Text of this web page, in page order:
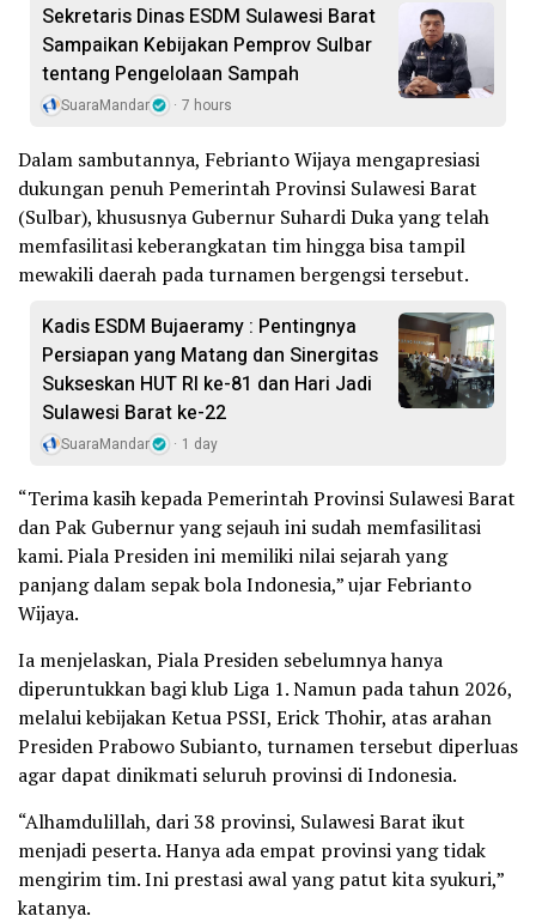
Sekretaris Dinas ESDM Sulawesi Barat
Sampaikan Kebijakan Pemprov Sulbar
tentang Pengelolaan Sampah
SuaraMandar 7 hours
Dalam sambutannya, Febrianto Wijaya mengapresiasi
dukungan penuh Pemerintah Provinsi Sulawesi Barat
(Sulbar), khususnya Gubernur Suhardi Duka yang telah
memfasilitasi keberangkatan tim hingga bisa tampil
mewakili daerah pada turnamen bergengsi tersebut.
Kadis ESDM Bujaeramy : Pentingnya
Persiapan yang Matang dan Sinergitas
Sukseskan HUT RI ke-81 dan Hari Jadi
Sulawesi Barat ke-22
SuaraMandar 1 day
“Terima kasih kepada Pemerintah Provinsi Sulawesi Barat
dan Pak Gubernur yang sejauh ini sudah memfasilitasi
kami. Piala Presiden ini memiliki nilai sejarah yang
panjang dalam sepak bola Indonesia,” ujar Febrianto
Wijaya.
Ia menjelaskan, Piala Presiden sebelumnya hanya
diperuntukkan bagi klub Liga 1. Namun pada tahun 2026,
melalui kebijakan Ketua PSSI, Erick Thohir, atas arahan
Presiden Prabowo Subianto, turnamen tersebut diperluas
agar dapat dinikmati seluruh provinsi di Indonesia.
“Alhamdulillah, dari 38 provinsi, Sulawesi Barat ikut
menjadi peserta. Hanya ada empat provinsi yang tidak
mengirim tim. Ini prestasi awal yang patut kita syukuri,”
katanya.